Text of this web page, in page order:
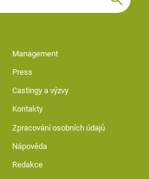
Management
Press
Castingy a výzvy
Kontakty
Zpracování osobních údajů
Nápověda
Redakce